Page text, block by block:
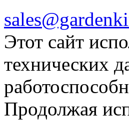
Этот сайт
технических
Продолжая